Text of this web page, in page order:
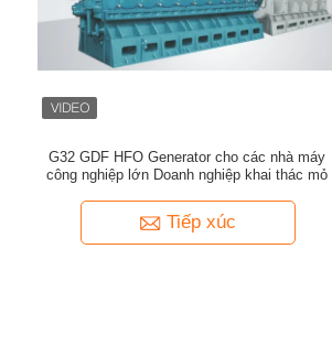
G32 GDF HFO Generator cho các nhà máy
công nghiệp lớn Doanh nghiệp khai thác mỏ
Tiếp xúc